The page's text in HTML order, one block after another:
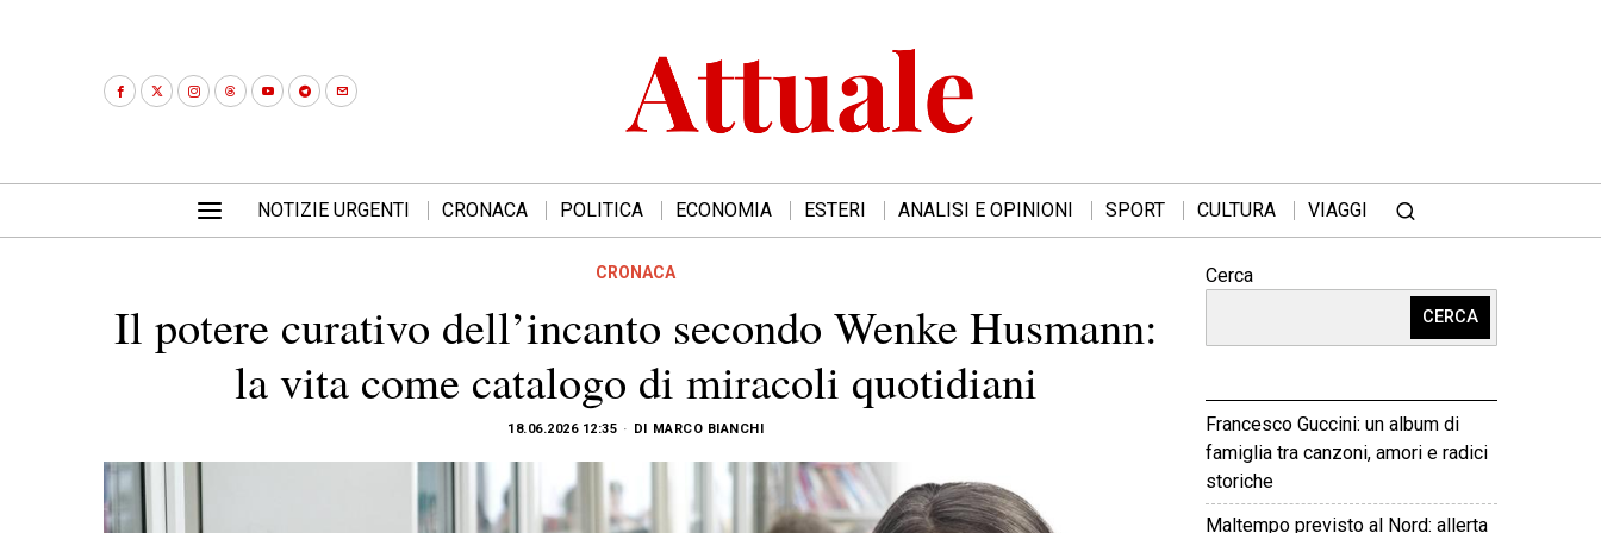
NOTIZIE URGENTI CRONACA POLITICA ECONOMIA ESTERI ANALISI E OPINIONI SPORT CULTURA VIAGGI
CRONACA
Il potere curativo dell’incanto secondo Wenke Husmann:
la vita come catalogo di miracoli quotidiani
18.06.2026 12:35 DI MARCO BIANCHI
Cerca
CERCA
Francesco Guccini: un album di
famiglia tra canzoni, amori e radici
storiche
Maltempo previsto al Nord: allerta